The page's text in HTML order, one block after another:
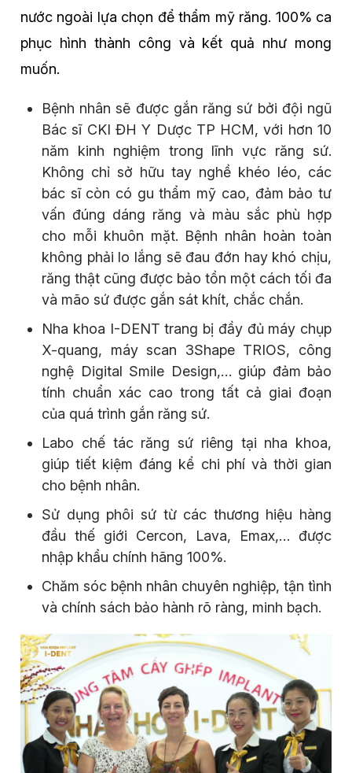
nước ngoài lựa chọn để thẩm mỹ răng. 100% ca
phục hình thành công và kết quả như mong
muốn.
Bệnh nhân sẽ được gắn răng sứ bởi đội ngũ
Bác sĩ CKI ĐH Y Dược TP HCM, với hơn 10
năm kinh nghiệm trong lĩnh vực răng sứ.
Không chỉ sở hữu tay nghề khéo léo, các
bác sĩ còn có gu thẩm mỹ cao, đảm bảo tư
vấn đúng dáng răng và màu sắc phù hợp
cho mỗi khuôn mặt. Bệnh nhân hoàn toàn
không phải lo lắng sẽ đau đớn hay khó chịu,
răng thật cũng được bảo tồn một cách tối đa
và mão sứ được gắn sát khít, chắc chắn.
Nha khoa I-DENT trang bị đầy đủ máy chụp
X-quang, máy scan 3Shape TRIOS, công
nghệ Digital Smile Design,… giúp đảm bảo
tính chuẩn xác cao trong tất cả giai đoạn
của quá trình gắn răng sứ.
Labo chế tác răng sứ riêng tại nha khoa,
giúp tiết kiệm đáng kể chi phí và thời gian
cho bệnh nhân.
Sử dụng phôi sứ từ các thương hiệu hàng
đầu thế giới Cercon, Lava, Emax,… được
nhập khẩu chính hãng 100%.
Chăm sóc bệnh nhân chuyên nghiệp, tận tình
và chính sách bảo hành rõ ràng, minh bạch.